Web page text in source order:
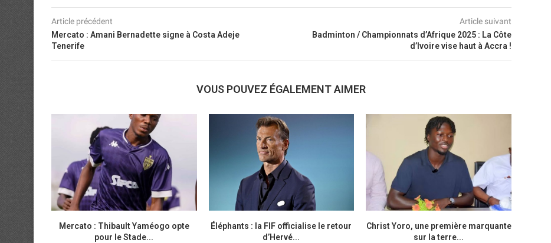
Article précédent
Mercato : Amani Bernadette signe à Costa Adeje
Tenerife
Article suivant
Badminton / Championnats d’Afrique 2025 : La Côte
d’Ivoire vise haut à Accra !
VOUS POUVEZ ÉGALEMENT AIMER
Mercato : Thibault Yaméogo opte
pour le Stade...
Éléphants : la FIF officialise le retour
d’Hervé...
Christ Yoro, une première marquante
sur la terre...